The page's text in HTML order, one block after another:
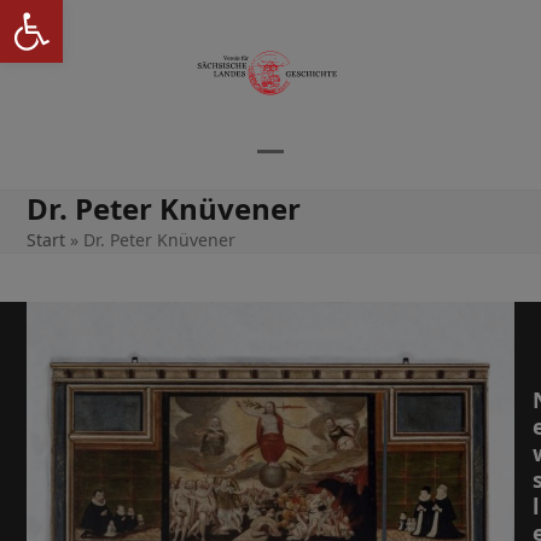
Skip
to
content
mobile
mobile
Dr. Peter Knüvener
Start » Dr. Peter Knüvener
l